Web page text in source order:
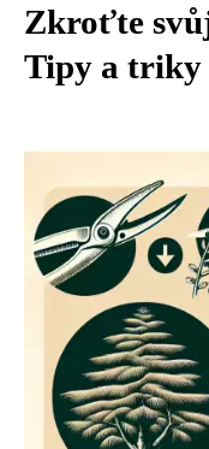
Zkroťte
Tipy a triky